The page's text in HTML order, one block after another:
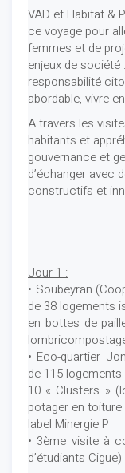
VAD et Habitat &
ce voyage pour
femmes et de
enjeux de
responsabilité
abordable, vivre
A travers les
habitants et
gouvernance et
d’échanger avec
constructifs et
Jour 1 :
• Soubeyran
de 38 logements
en bottes de
• Eco-quartier
de 115
10 « Clusters »
potager en toiture
label Minergie P
• 3ème visite à
d’étudiants Cigue)